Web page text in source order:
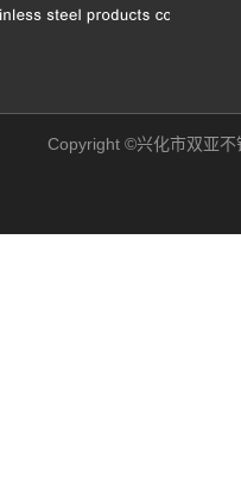
Copyright ©兴化市双亚